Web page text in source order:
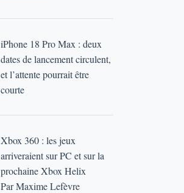
iPhone 18 Pro Max : deux
dates de lancement circulent,
et l’attente pourrait être
courte
Xbox 360 : les jeux
arriveraient sur PC et sur la
prochaine Xbox Helix
Par Maxime Lefèvre